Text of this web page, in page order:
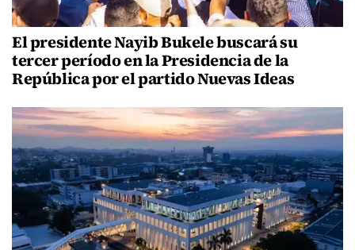
El presidente Nayib Bukele buscará su
tercer período en la Presidencia de la
República por el partido Nuevas Ideas